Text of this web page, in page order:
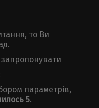
то Ви
параметрів,
5.